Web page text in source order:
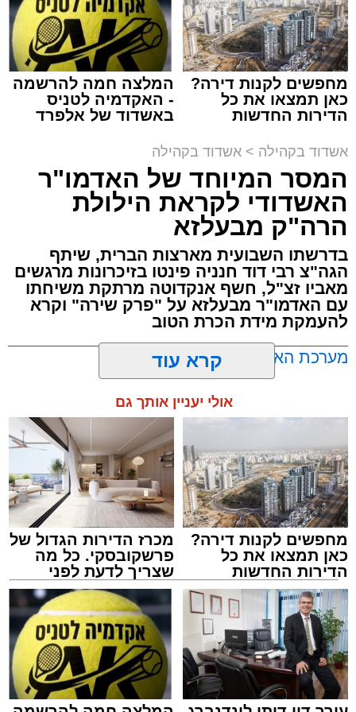
תגים:המרכז למורשת, "מהות"
ימים ספורים לתום בין הזמנים אב שהיה גדוש
בפעילויות שונות ומגוונות, במוצאי שבת הקרוב,
מלכה על ידי "המרכז למורשת" בראשות מ"מ ראש
העיר הרב אבי אמסלם בשיתוף הרשות העירונית
'מהות' בראשות חבר מועצת העיר הרב מני אזולאי.
האירוע הענק יתקיים כאמור ע"י 'המרכז למורשת'
ובשיתוף רשת ישיבות בין הזמנים 'חזון עובדיה'
מבית הרשות העירונית 'מהות' במסגרתה פועלות
עשרות נקודות של ישיבות בין הזמנים ברחבי העיר
שבהם לומדים מאות בחורי ישיבות ומתעלים
בתורה גם בימי החופש.
במופע סיום בין הזמנים שישולב עם מלווה מלכה
מוזיקלי יופיעו על במה אחת ענקי הזמר והרגש,
בנצי שטיין, יצחק בן ארזה ושמוליק קליין בליווי
תזמורת מורחבת בניצוחו של מאסטרו דני אבידני.
במהלך הערב יישאו דברי ברכה מ"מ ראש העיר
מחפשים לקנות דירה?
כאן תמצאו את כל
הדירות החדשות
המלצה חמה להרשמה
- האקדמיה לטניס
באשדוד של אלפרד
אשדוד בקהילה > אשדוד בקהילה
המסר המיוחד של האדמו"ר
האשדודי לקראת הילולת
הרה"ק מבעלזא
בדרשתו השבועית מארצות הברית, שיתף
הגה"צ רבי דוד חנניה פינטו בזיכרונות מרגשים
מאביו זצ"ל, חשף אנקדוטה מרתקת משיחתו
עם האדמו"ר מבעלזא על "פרק שירה" וקרא
להעמקת מידת הכרת הטוב
מערכת האתר / 00:23 06.08.26
תגים:אשדוד, בעלזא, הילולא
קרא עוד
אולי יעניין אותך גם
מחפשים לקנות דירה?
כאן תמצאו את כל
הדירות החדשות
למכירה באשדוד >>>
מכרז הדירות הגדול של
פרשקובסקי. כל מה
שצריך לדעת לפני
שמגישים הצעה לדירה
באשדוד